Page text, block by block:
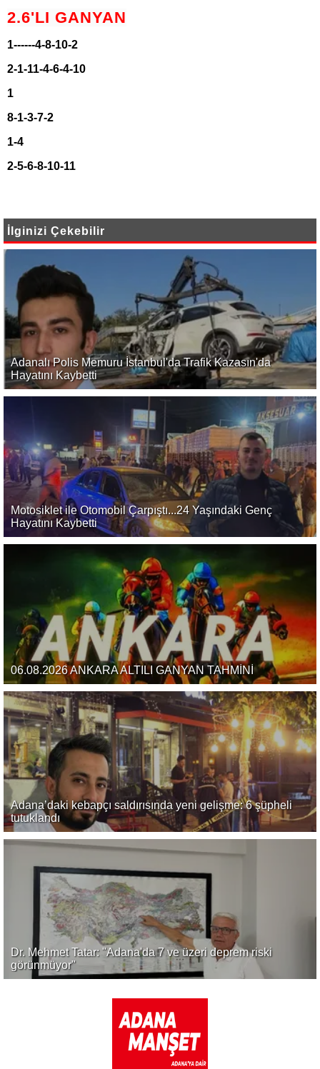
2.6'LI GANYAN
1------4-8-10-2
2-1-11-4-6-4-10
1
8-1-3-7-2
1-4
2-5-6-8-10-11
İlginizi Çekebilir
Adanalı Polis Memuru İstanbul'da Trafik Kazasın'da
Hayatını Kaybetti
Motosiklet ile Otomobil Çarpıştı...24 Yaşındaki Genç
Hayatını Kaybetti
06.08.2026 ANKARA ALTILI GANYAN TAHMİNİ
Adana’daki kebapçı saldırısında yeni gelişme: 6 şüpheli
tutuklandı
Dr. Mehmet Tatar: "Adana'da 7 ve üzeri deprem riski
görünmüyor"